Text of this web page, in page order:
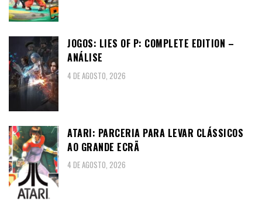
JOGOS: LIES OF P: COMPLETE EDITION –
ANÁLISE
4 DE AGOSTO, 2026
ATARI: PARCERIA PARA LEVAR CLÁSSICOS
AO GRANDE ECRÃ
4 DE AGOSTO, 2026